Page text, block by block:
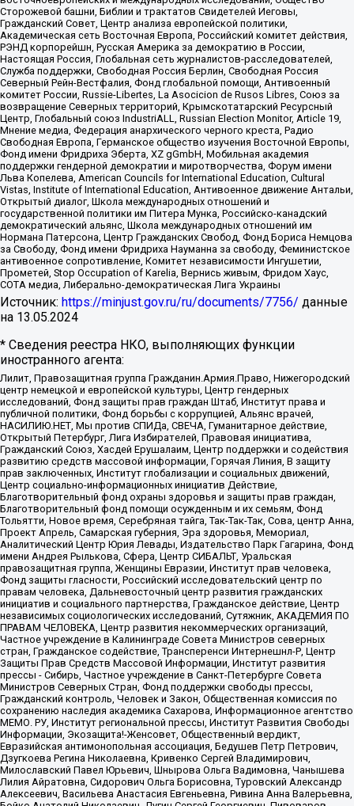
Сторожевой башни, Библии и трактатов Свидетелей Иеговы,
Гражданский Совет, Центр анализа европейской политики,
Академическая сеть Восточная Европа, Российский комитет действия,
РЭНД корпорейшн, Русская Америка за демократию в России,
Настоящая Россия, Глобальная сеть журналистов-расследователей,
Служба поддержки, Свободная Россия Берлин, Свободная Россия
Северный Рейн-Вестфалия, Фонд глобальной помощи, Антивоенный
комитет России, Russie-Libertes, La Asocicion de Rusos Libres, Союз за
возвращение Северных территорий, Крымскотатарский Ресурсный
Центр, Глобальный союз IndustriALL, Russian Election Monitor, Article 19,
Мнение медиа, Федерация анархического черного креста, Радио
Свободная Европа, Германское общество изучения Восточной Европы,
Фонд имени Фридриха Эберта, XZ gGmbH, Мобильная академия
поддержки гендерной демократии и миротворчества, Форум имени
Льва Копелева, American Councils for International Education, Cultural
Vistas, Institute of International Education, Антивоенное движение Антальи,
Открытый диалог, Школа международных отношений и
государственной политики им Питера Мунка, Российско-канадский
демократический альянс, Школа международных отношений им
Нормана Патерсона, Центр Гражданских Свобод, Фонд Бориса Немцова
за Свободу, Фонд имени Фридриха Науманна за свободу, Феминистское
антивоенное сопротивление, Комитет независимости Ингушетии,
Прометей, Stop Occupation of Karelia, Вернись живым, Фридом Хаус,
СОТА медиа, Либерально-демократическая Лига Украины
Источник: https://minjust.gov.ru/ru/documents/7756/ данные
на 13.05.2024
* Сведения реестра НКО, выполняющих функции
иностранного агента:
Лилит, Правозащитная группа Гражданин.Армия.Право, Нижегородский
центр немецкой и европейской культуры, Центр гендерных
исследований, Фонд защиты прав граждан Штаб, Институт права и
публичной политики, Фонд борьбы с коррупцией, Альянс врачей,
НАСИЛИЮ.НЕТ, Мы против СПИДа, СВЕЧА, Гуманитарное действие,
Открытый Петербург, Лига Избирателей, Правовая инициатива,
Гражданский Союз, Хасдей Ерушалаим, Центр поддержки и содействия
развитию средств массовой информации, Горячая Линия, В защиту
прав заключенных, Институт глобализации и социальных движений,
Центр социально-информационных инициатив Действие,
Благотворительный фонд охраны здоровья и защиты прав граждан,
Благотворительный фонд помощи осужденным и их семьям, Фонд
Тольятти, Новое время, Серебряная тайга, Так-Так-Так, Сова, центр Анна,
Проект Апрель, Самарская губерния, Эра здоровья, Мемориал,
Аналитический Центр Юрия Левады, Издательство Парк Гагарина, Фонд
имени Андрея Рылькова, Сфера, Центр СИБАЛЬТ, Уральская
правозащитная группа, Женщины Евразии, Институт прав человека,
Фонд защиты гласности, Российский исследовательский центр по
правам человека, Дальневосточный центр развития гражданских
инициатив и социального партнерства, Гражданское действие, Центр
независимых социологических исследований, Сутяжник, АКАДЕМИЯ ПО
ПРАВАМ ЧЕЛОВЕКА, Центр развития некоммерческих организаций,
Частное учреждение в Калининграде Совета Министров северных
стран, Гражданское содействие, Трансперенси Интернешнл-Р, Центр
Защиты Прав Средств Массовой Информации, Институт развития
прессы - Сибирь, Частное учреждение в Санкт-Петербурге Совета
Министров Северных Стран, Фонд поддержки свободы прессы,
Гражданский контроль, Человек и Закон, Общественная комиссия по
сохранению наследия академика Сахарова, Информационное агентство
МЕМО. РУ, Институт региональной прессы, Институт Развития Свободы
Информации, Экозащита!-Женсовет, Общественный вердикт,
Евразийская антимонопольная ассоциация, Бедушев Петр Петрович,
Дзугкоева Регина Николаевна, Кривенко Сергей Владимирович,
Милославский Павел Юрьевич, Шнырова Ольга Вадимовна, Чанышева
Лилия Айратовна, Сидорович Ольга Борисовна, Туровский Александр
Алексеевич, Васильева Анастасия Евгеньевна, Ривина Анна Валерьевна,